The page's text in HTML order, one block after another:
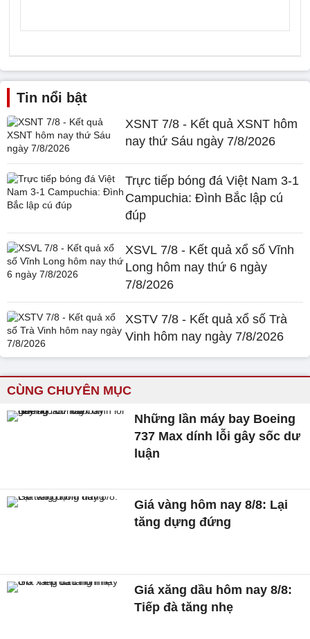
Tin nổi bật
XSNT 7/8 - Kết quả XSNT hôm
nay thứ Sáu ngày 7/8/2026
Trực tiếp bóng đá Việt Nam 3-1
Campuchia: Đình Bắc lập cú
đúp
XSVL 7/8 - Kết quả xổ số Vĩnh
Long hôm nay thứ 6 ngày
7/8/2026
XSTV 7/8 - Kết quả xổ số Trà
Vinh hôm nay ngày 7/8/2026
CÙNG CHUYÊN MỤC
Những lần máy bay Boeing
737 Max dính lỗi gây sốc dư
luận
Giá vàng hôm nay 8/8: Lại
tăng dựng đứng
Giá xăng dầu hôm nay 8/8:
Tiếp đà tăng nhẹ